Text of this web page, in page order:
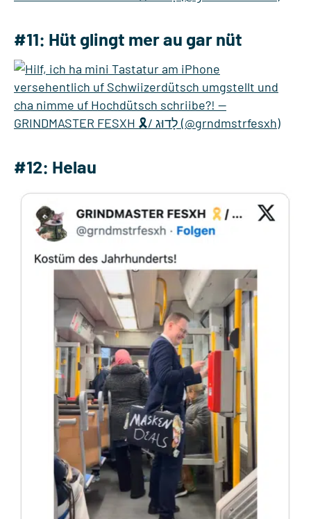
#11: Hüt glingt mer au gar nüt
#12: Helau